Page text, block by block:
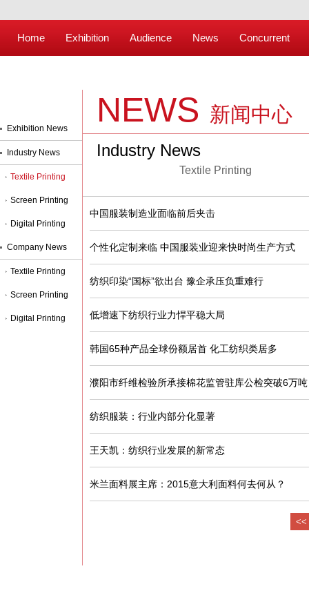
Home Exhibition Audience News Concurrent
NEWS 新闻中心
Industry News
Textile Printing
中国服装制造业面临前后夹击
个性化定制来临 中国服装业迎来快时尚生产方式
纺织印染“国标”欲出台 豫企承压负重难行
低增速下纺织行业力悍平稳大局
韩国65种产品全球份额居首 化工纺织类居多
濮阳市纤维检验所承接棉花监管驻库公检突破6万吨
纺织服装：行业内部分化显著
王天凯：纺织行业发展的新常态
米兰面料展主席：2015意大利面料何去何从？
<<
Exhibition News
Industry News
Textile Printing
Screen Printing
Digital Printing
Company News
Textile Printing
Screen Printing
Digital Printing